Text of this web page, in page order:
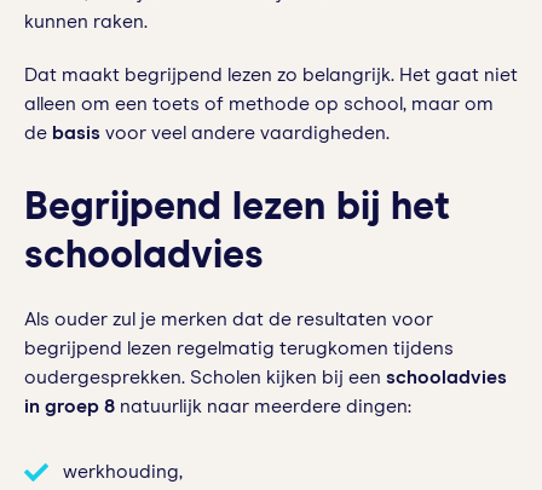
kunnen raken.
Dat maakt begrijpend lezen zo belangrijk. Het gaat niet
alleen om een toets of methode op school, maar om
de basis voor veel andere vaardigheden.
Begrijpend lezen bij het
schooladvies
Als ouder zul je merken dat de resultaten voor
begrijpend lezen regelmatig terugkomen tijdens
oudergesprekken. Scholen kijken bij een schooladvies
in groep 8 natuurlijk naar meerdere dingen:
werkhouding,